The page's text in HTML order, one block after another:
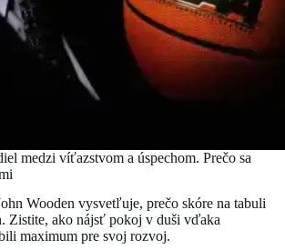
medzi víťazstvom a úspechom. Prečo sa
Wooden vysvetľuje, prečo skóre na tabuli
Zistite, ako nájsť pokoj v duši vďaka
maximum pre svoj rozvoj.